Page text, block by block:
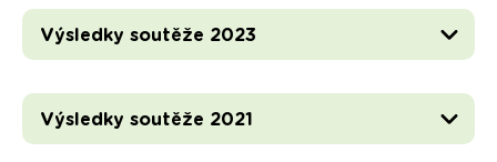
Výsledky soutěže 2023
Výsledky soutěže 2021